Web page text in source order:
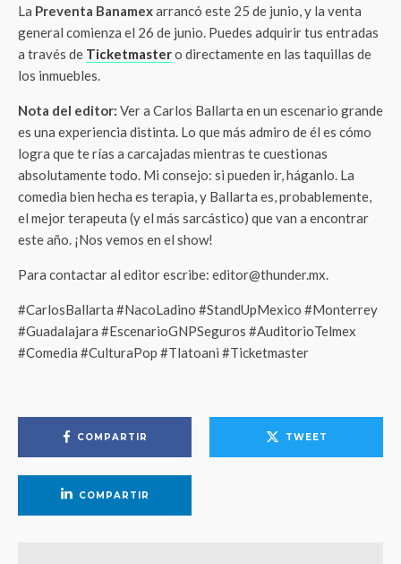
La Preventa Banamexarrancó este 25 de junio, y la venta
general comienza el 26 de junio. Puedes adquirir tus entradas
a través de Ticketmastero directamente en las taquillas de
los inmuebles.
Nota del editor: Ver a Carlos Ballarta en un escenario grande
es una experiencia distinta. Lo que más admiro de él es cómo
logra que te rías a carcajadas mientras te cuestionas
absolutamente todo. Mi consejo: si pueden ir, háganlo. La
comedia bien hecha es terapia, y Ballarta es, probablemente,
el mejor terapeuta (y el más sarcástico) que van a encontrar
este año. ¡Nos vemos en el show!
Para contactar al editor escribe: editor@thunder.mx.
#CarlosBallarta #NacoLadino #StandUpMexico #Monterrey
#Guadalajara #EscenarioGNPSeguros #AuditorioTelmex
#Comedia #CulturaPop #Tlatoani #Ticketmaster
COMPARTIR TWEET
COMPARTIR